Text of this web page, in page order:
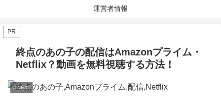
運営者情報
PR
終点のあの子の配信はAmazonプライム・
Netflix？動画を無料視聴する方法！
U-NEXT